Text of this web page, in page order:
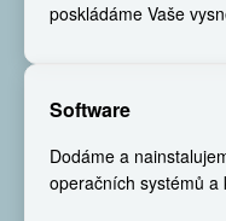
poskládáme Vaše
Software
Dodáme a
operačních systémů a